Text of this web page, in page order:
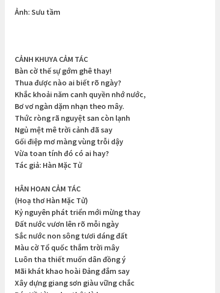
Ảnh: Sưu tầm
CẢNH KHUYA CẢM TÁC
Bàn cờ thế sự gớm ghê thay!
Thua được nào ai biết rõ ngày?
Khắc khoải năm canh quyền nhớ nước,
Bơ vơ ngàn dặm nhạn theo mây.
Thức ròng rã nguyệt san còn lạnh
Ngủ mệt mê trời cảnh đã say
Gối điệp mơ màng vùng trỗi dậy
Vừa toan tính đó có ai hay?
Tác giả: Hàn Mặc Tử
HÂN HOAN CẢM TÁC
(Hoạ thơ Hàn Mặc Tử)
Kỷ nguyên phát triển mới mừng thay
Đất nước vươn lên rõ mỗi ngày
Sắc nước non sông tươi dáng đất
Màu cờ Tổ quốc thắm trời mây
Luôn tha thiết muốn dân đồng ý
Mãi khát khao hoài Đảng đắm say
Xây dựng giang sơn giàu vững chắc